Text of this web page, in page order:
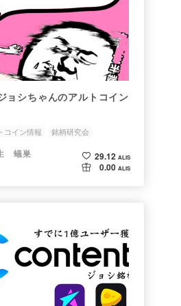
ョシちゃんのアルトコイン
コイン情報 銘柄研究会
蟻巣
29.12 ALIS
0.00 ALIS